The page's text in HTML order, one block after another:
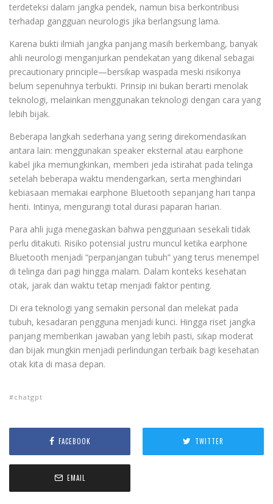
terdeteksi dalam jangka pendek, namun bisa berkontribusi
terhadap gangguan neurologis jika berlangsung lama.
Karena bukti ilmiah jangka panjang masih berkembang, banyak
ahli neurologi menganjurkan pendekatan yang dikenal sebagai
precautionary principle—bersikap waspada meski risikonya
belum sepenuhnya terbukti. Prinsip ini bukan berarti menolak
teknologi, melainkan menggunakan teknologi dengan cara yang
lebih bijak.
Beberapa langkah sederhana yang sering direkomendasikan
antara lain: menggunakan speaker eksternal atau earphone
kabel jika memungkinkan, memberi jeda istirahat pada telinga
setelah beberapa waktu mendengarkan, serta menghindari
kebiasaan memakai earphone Bluetooth sepanjang hari tanpa
henti. Intinya, mengurangi total durasi paparan harian.
Para ahli juga menegaskan bahwa penggunaan sesekali tidak
perlu ditakuti. Risiko potensial justru muncul ketika earphone
Bluetooth menjadi “perpanjangan tubuh” yang terus menempel
di telinga dari pagi hingga malam. Dalam konteks kesehatan
otak, jarak dan waktu tetap menjadi faktor penting.
Di era teknologi yang semakin personal dan melekat pada
tubuh, kesadaran pengguna menjadi kunci. Hingga riset jangka
panjang memberikan jawaban yang lebih pasti, sikap moderat
dan bijak mungkin menjadi perlindungan terbaik bagi kesehatan
otak kita di masa depan.
chatgpt
FACEBOOK TWITTER
EMAIL